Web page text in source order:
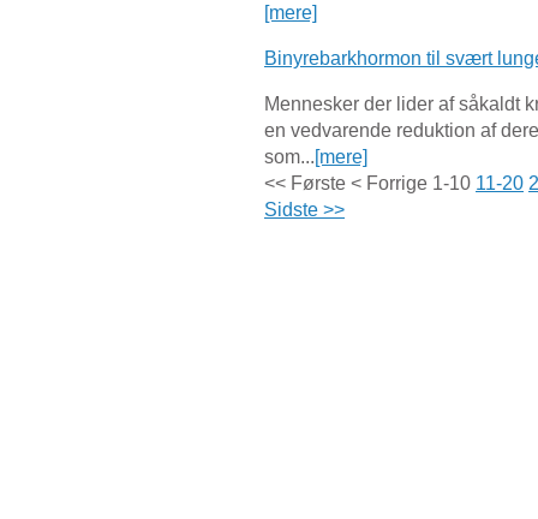
[mere]
Binyrebarkhormon til svært
Mennesker der lider af såkaldt
en vedvarende reduktion af
som...[mere]
<< Første < Forrige 1-10 11-20
Sidste >>